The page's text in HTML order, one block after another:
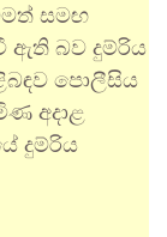
සමඟ
වී ඇති බව දුම්රිය
පොලීසිය
අදාළ
දුම්රිය